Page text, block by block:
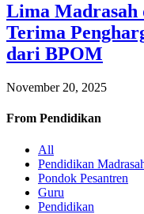
Lima Madrasah
Terima
dari BPOM
November 20, 2025
From Pendidikan
All
Pendidikan
Pondok Pesantren
Guru
Pendidikan